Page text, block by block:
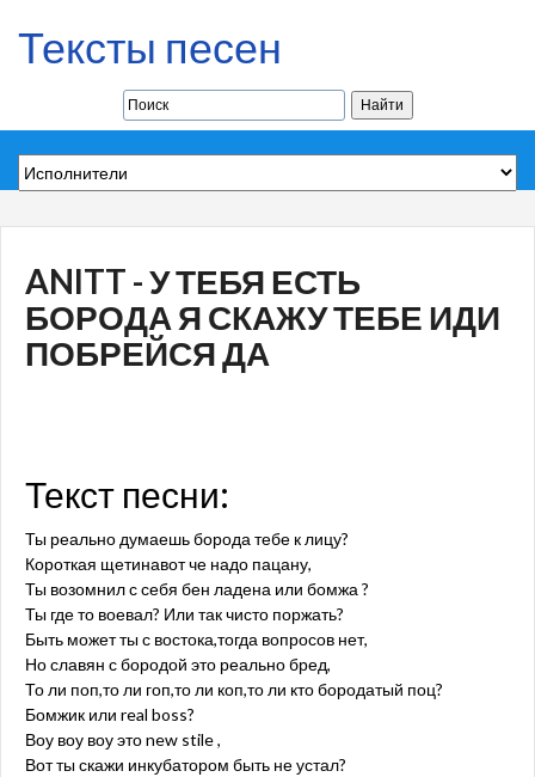
Тексты песен
ANITT - У ТЕБЯ ЕСТЬ
БОРОДА Я СКАЖУ ТЕБЕ ИДИ
ПОБРЕЙСЯ ДА
Текст песни:
Ты реально думаешь борода тебе к лицу?
Короткая щетинавот че надо пацану,
Ты возомнил с себя бен ладена или бомжа ?
Ты где то воевал? Или так чисто поржать?
Быть может ты с востока,тогда вопросов нет,
Но славян с бородой это реально бред,
То ли поп,то ли гоп,то ли коп,то ли кто бородатый поц?
Бомжик или real boss?
Воу воу воу это new stile ,
Вот ты скажи инкубатором быть не устал?